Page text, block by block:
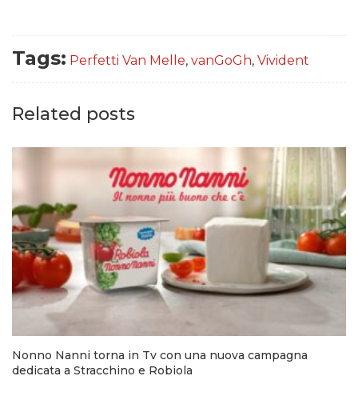
OPINIONI
Tags: Perfetti Van Melle, vanGoGh, Vivident
Related posts
Nonno Nanni torna in Tv con una nuova campagna
dedicata a Stracchino e Robiola